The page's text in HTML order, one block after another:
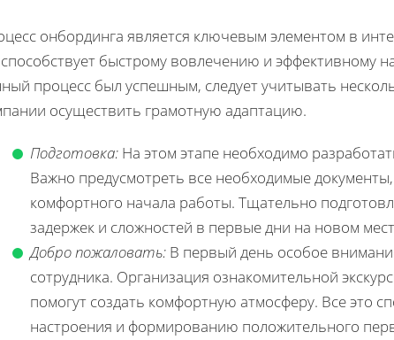
онбординга является ключевым элементом в
быстрому вовлечению и эффективному
процесс был успешным, следует учитывать
осуществить грамотную адаптацию.
Подготовка: На этом этапе необходимо
Важно предусмотреть все необходимые
комфортного начала работы. Тщательно
задержек и сложностей в первые дни на новом
Добро пожаловать: В первый день особое
сотрудника. Организация ознакомительной
помогут создать комфортную атмосферу. Все это
настроения и формированию положительного